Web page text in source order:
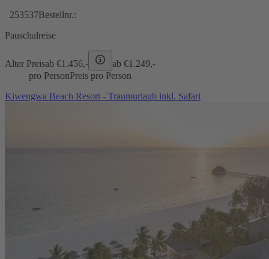
253537Bestellnr.:
Pauschalreise
Alter Preisab €1.456,- ab €1.249,-
pro PersonPreis pro Person
Kiwengwa Beach Resort - Traumurlaub inkl. Safari